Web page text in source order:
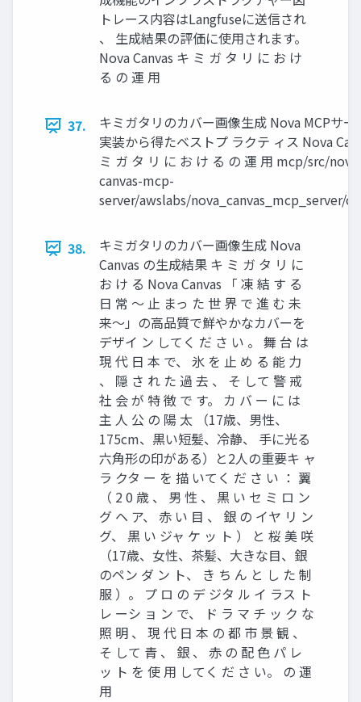
トレース内容はLangfuseに送信され
、 生成結果の評価に使用されます。
Nova Canvas キ ミ ガ タ リ に お け
る の 運 用
37.
キミガタリのカバー画像生成 Nova MCPサー
実装から得たベストプ ラクテ ィス Nova
ミ ガ タ リ に お け る の 運 用 mcp/src/
canvas-mcp-
server/awslabs/nova_canvas_mcp_server/
38.
キミガタリのカバー画像生成 Nova
Canvas の生成結果 キ ミ ガ タ リ に
お け る Nova Canvas 「 凍 結 す る
日 常 〜 止 まっ た 世 界 で 進 む 未
来〜」の高品質で鮮やかなカバーを
デザイ ン してく だ さ い 。 舞 台 は
現 代 日 本 で、 氷 を 止 め る 能 力
、 隠 さ れ た 過 去 、 そ して 警 戒
社 会 が 特 徴 で す。 カ バ ー に は
主 人 公 の 陽 太 （17歳、男性、
175cm、黒い短髪、冷静、 手に光る
六角形の印がある）と2人の重要キ ャ
ラ クタ ー を 描 いてく だ さ い ： 翼
（ 2 0 歳 、 男 性 、 黒 い セ ミ ロ ン
グ ヘ ア、 赤 い 目 、 銀 の イヤ リ ン
グ、 黒 い ジャ ケ ッ ト ） と 桜 美 咲
（17歳、女性、茶髪、大きな目、銀
のペン ダ ン ト、 き ち ん と し た 制
服 ）。 プ ロ の デ ジタ ル イ ラス ト
レ ーシ ョ ン で、 ド ラ マ チ ッ ク な
照 明 、 現 代 日 本 の 都 市 景 観 、
そ して 青 、 銀 、 赤 の 配 色 パ レ
ッ ト を 使 用 してく だ さ い。 の 運
用